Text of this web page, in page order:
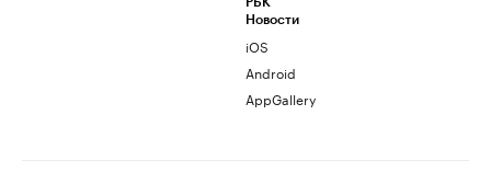
Новости
iOS
Android
AppGallery